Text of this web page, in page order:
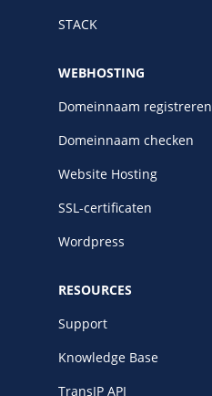
STACK
WEBHOSTING
Domeinnaam registreren
Domeinnaam checken
Website Hosting
SSL-certificaten
Wordpress
RESOURCES
Support
Knowledge Base
TransIP API